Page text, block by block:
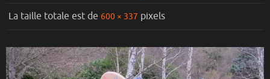
La taille totale est de 600 × 337 pixels